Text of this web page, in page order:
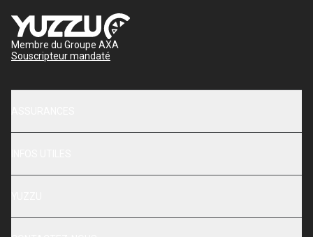
Membre du Groupe AXA
Souscripteur mandaté